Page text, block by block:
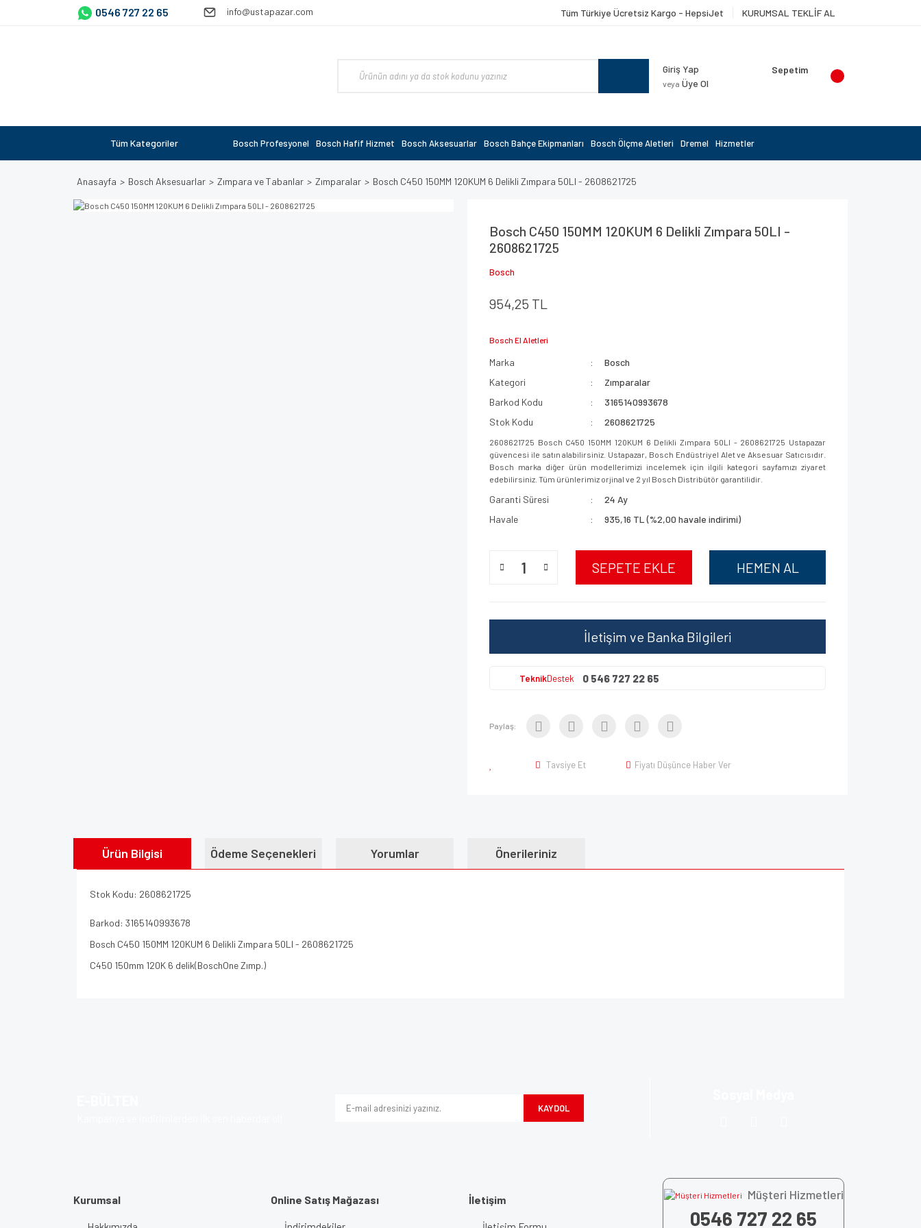
0546 727 22 65 info@ustapazar.com Tüm Türkiye Ücretsiz Kargo - HepsiJet KURUMSAL TEKLİF AL
Giriş Yap
veya Üye Ol
Sepetim
Tüm Kategoriler Bosch Profesyonel Bosch Hafif Hizmet Bosch Aksesuarlar Bosch Bahçe Ekipmanları Bosch Ölçme Aletleri Dremel Hizmetler
Anasayfa Bosch Aksesuarlar Zımpara ve Tabanlar Zımparalar Bosch C450 150MM 120KUM 6 Delikli Zımpara 50LI - 2608621725
Bosch C450 150MM 120KUM 6 Delikli Zımpara 50LI -
2608621725
Bosch
954,25 TL
Bosch El Aletleri
Marka
Bosch
Kategori
Zımparalar
Barkod Kodu
3165140993678
Stok Kodu
2608621725
2608621725 Bosch C450 150MM 120KUM 6 Delikli Zımpara 50LI - 2608621725 Ustapazar
güvencesi ile satın alabilirsiniz. Ustapazar, Bosch Endüstriyel Alet ve Aksesuar Satıcısıdır.
Bosch marka diğer ürün modellerimizi incelemek için ilgili kategori sayfamızı ziyaret
edebilirsiniz. Tüm ürünlerimiz orjinal ve 2 yıl Bosch Distribütör garantilidir.
Garanti Süresi
24 Ay
Havale
935,16 TL (%2,00 havale indirimi)
SEPETE EKLE HEMEN AL
İletişim ve Banka Bilgileri
TeknikDestek 0 546 727 22 65
Paylaş:
Tavsiye Et Fiyatı Düşünce Haber Ver
Ürün Bilgisi Ödeme Seçenekleri Yorumlar Önerileriniz
Stok Kodu: 2608621725
Barkod: 3165140993678
Bosch C450 150MM 120KUM 6 Delikli Zımpara 50LI - 2608621725
C450 150mm 120K 6 delik(BoschOne Zımp.)
KAYDOL
Kurumsal Online Satış Mağazası İletişim Müşteri Hizmetleri
0546 727 22 65